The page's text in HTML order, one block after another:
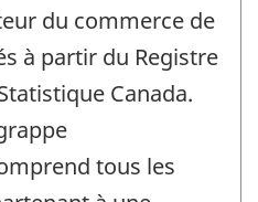
du commerce de
à partir du Registre
Canada.
tous les